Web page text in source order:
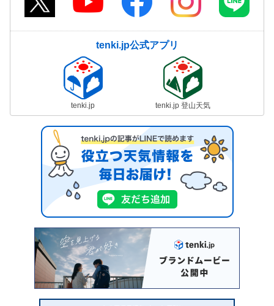
tenki.jp公式アプリ
tenki.jp tenki.jp 登山天気